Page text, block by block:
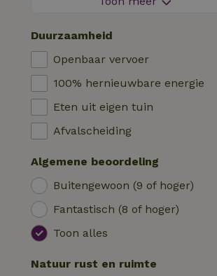
Auto laadpaal
Zwembad (gemeenschappelijk)
Rolstoel toegankelijk
Zwembad (privé)
Pipowagen
Safaritent
Kampeerplek
Boot
Duurzaamheid
Openbaar vervoer
100% hernieuwbare energie
Eten uit eigen tuin
Afvalscheiding
Algemene beoordeling
Buitengewoon (9 of hoger)
Fantastisch (8 of hoger)
Toon alles
Natuur rust en ruimte